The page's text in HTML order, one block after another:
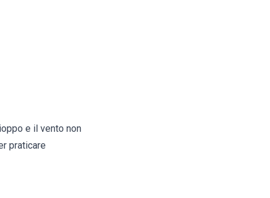
e il vento non
praticare